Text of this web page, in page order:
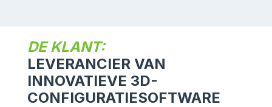
DE KLANT:
LEVERANCIER VAN
INNOVATIEVE 3D-
CONFIGURATIESOFTWARE